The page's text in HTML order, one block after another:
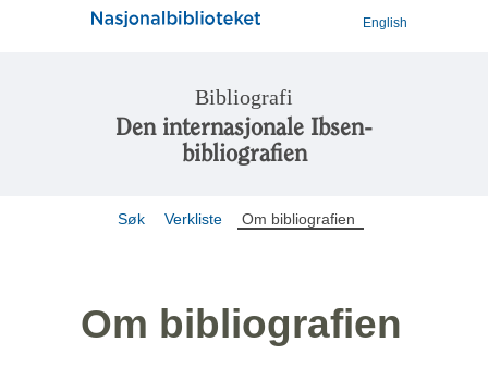
English
Bibliografi
Den internasjonale Ibsen-
bibliografien
Søk Verkliste Om bibliografien
Om bibliografien